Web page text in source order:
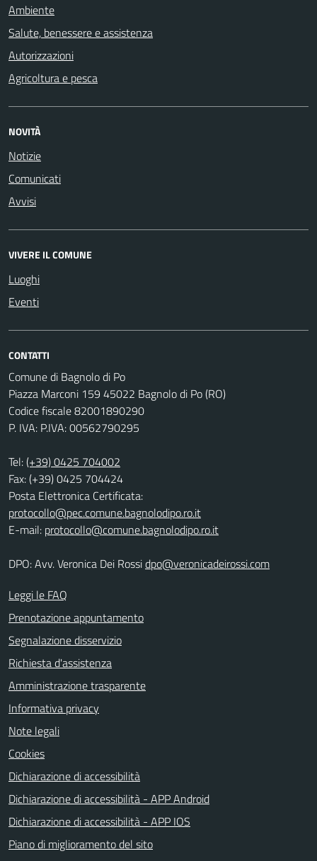
Ambiente
Salute, benessere e assistenza
Autorizzazioni
Agricoltura e pesca
NOVITÀ
Notizie
Comunicati
Avvisi
VIVERE IL COMUNE
Luoghi
Eventi
CONTATTI
Comune di Bagnolo di Po
Piazza Marconi 159 45022 Bagnolo di Po (RO)
Codice fiscale 82001890290
P. IVA: P.IVA: 00562790295
Tel:(+39) 0425 704002
Fax: (+39) 0425 704424
Posta Elettronica Certificata:
protocollo@pec.comune.bagnolodipo.ro.it
E-mail: protocollo@comune.bagnolodipo.ro.it
DPO: Avv. Veronica Dei Rossidpo@veronicadeirossi.com
Leggi le FAQ
Prenotazione appuntamento
Segnalazione disservizio
Richiesta d'assistenza
Amministrazione trasparente
Informativa privacy
Note legali
Cookies
Dichiarazione di accessibilità
Dichiarazione di accessibilità - APP Android
Dichiarazione di accessibilità - APP IOS
Piano di miglioramento del sito